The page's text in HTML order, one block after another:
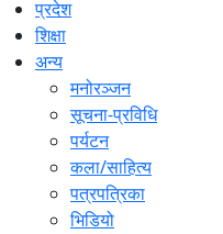
प्रदेश
शिक्षा
अन्य
मनोरञ्जन
सूचना-प्रविधि
पर्यटन
कला/साहित्य
पत्रपत्रिका
भिडियो